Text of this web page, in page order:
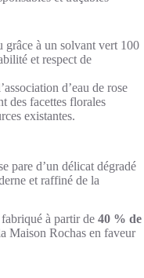
grâce à un solvant vert 100
et respect de
d’eau de rose
des facettes florales
existantes.
pare d’un délicat dégradé
et raffiné de la
à partir de 40 % de
Maison Rochas en faveur